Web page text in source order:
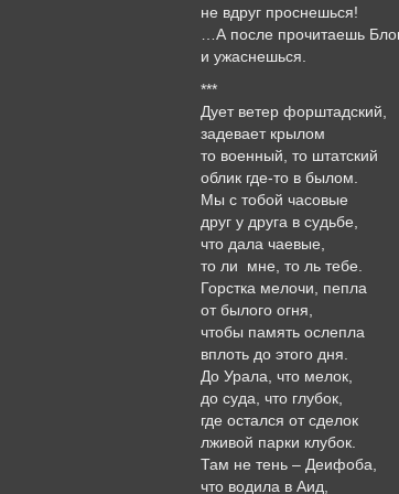
не вдруг проснешься!
…А после прочитаешь
и ужаснешься.
***
Дует ветер форштадский,
задевает крылом
то военный, то штатский
облик где-то в былом.
Мы с тобой часовые
друг у друга в судьбе,
что дала чаевые,
то ли мне, то ль тебе.
Горстка мелочи, пепла
от былого огня,
чтобы память ослепла
вплоть до этого дня.
До Урала, что мелок,
до суда, что глубок,
где остался от сделок
лживой парки клубок.
Там не тень – Деифоба,
что водила в Аид,